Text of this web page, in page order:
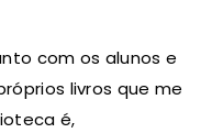
com os alunos e
livros que me
é,